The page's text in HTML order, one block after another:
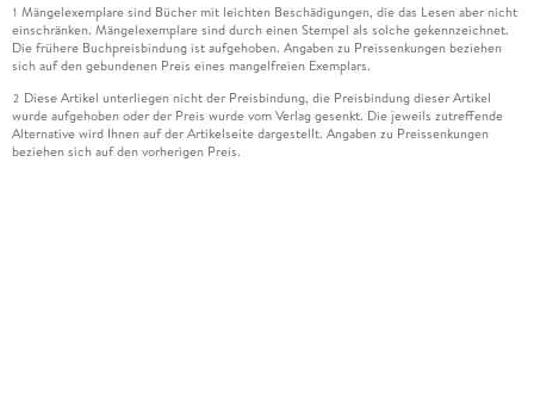
1 Mängelexemplare sind Bücher mit leichten Beschädigungen, die das Lesen aber nicht
einschränken. Mängelexemplare sind durch einen Stempel als solche gekennzeichnet.
Die frühere Buchpreisbindung ist aufgehoben. Angaben zu Preissenkungen beziehen
sich auf den gebundenen Preis eines mangelfreien Exemplars.
2 Diese Artikel unterliegen nicht der Preisbindung, die Preisbindung dieser Artikel
wurde aufgehoben oder der Preis wurde vom Verlag gesenkt. Die jeweils zutreffende
Alternative wird Ihnen auf der Artikelseite dargestellt. Angaben zu Preissenkungen
beziehen sich auf den vorherigen Preis.